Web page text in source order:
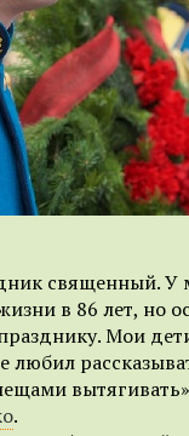
священный. У
в 86 лет, но
Мои
любил
.